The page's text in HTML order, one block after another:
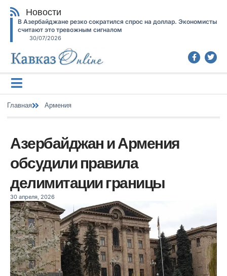
Новости
В Азербайджане резко сократился спрос на доллар. Экономисты
считают это тревожным сигналом
30/07/2026
Главная Армения
Азербайджан и Армения
обсудили правила
делимитации границы
30 апреля, 2026